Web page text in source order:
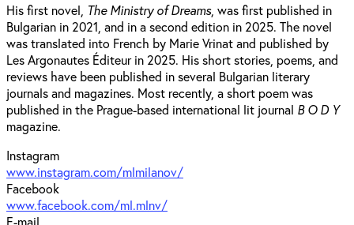
His first novel, The Ministry of Dreams, was first published in
Bulgarian in 2021, and in a second edition in 2025. The novel
was translated into French by Marie Vrinat and published by
Les Argonautes Éditeur in 2025. His short stories, poems, and
reviews have been published in several Bulgarian literary
journals and magazines. Most recently, a short poem was
published in the Prague-based international lit journal B O D Y
magazine.
Instagram
www.instagram.com/mlmilanov/
Facebook
www.facebook.com/ml.mlnv/
E-mail